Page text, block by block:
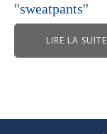
''sweatpants''
LIRE LA SUITE